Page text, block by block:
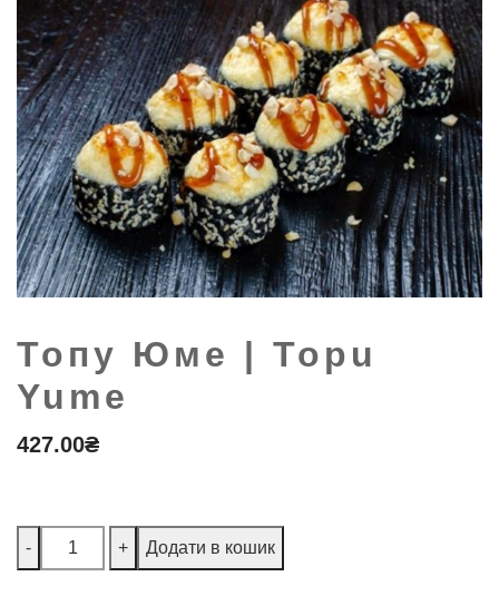
Топу Юме | Topu
Yume
427.00₴
-
Кількість
+ Додати в кошик